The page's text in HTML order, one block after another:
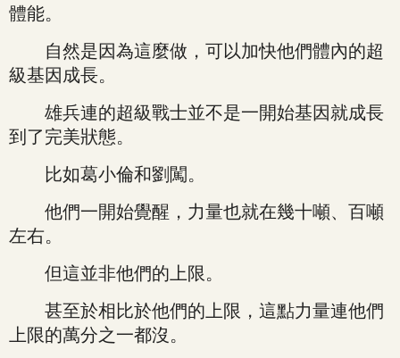
體能。
自然是因為這麼做，可以加快他們體內的超
級基因成長。
雄兵連的超級戰士並不是一開始基因就成長
到了完美狀態。
比如葛小倫和劉闖。
他們一開始覺醒，力量也就在幾十噸、百噸
左右。
但這並非他們的上限。
甚至於相比於他們的上限，這點力量連他們
上限的萬分之一都沒。